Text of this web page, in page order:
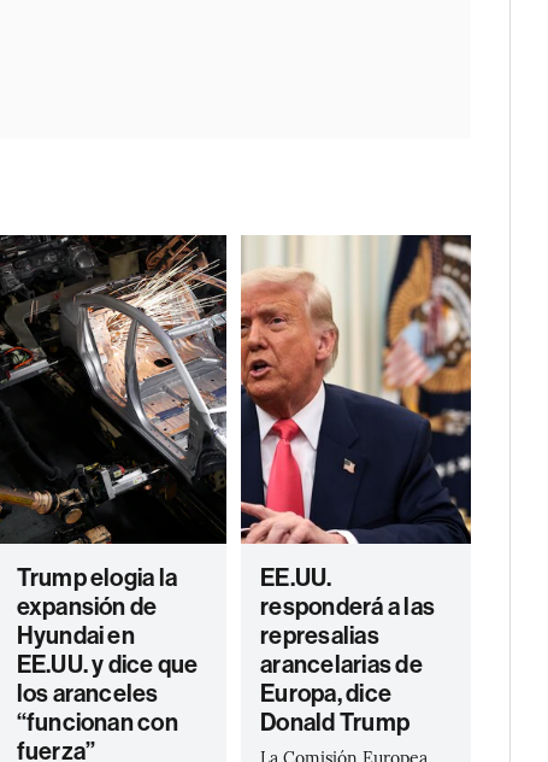
Trump elogia la
expansión de
Hyundai en
EE.UU. y dice que
los aranceles
“funcionan con
fuerza”
EE.UU.
responderá a las
represalias
arancelarias de
Europa, dice
Donald Trump
La Comisión Europea